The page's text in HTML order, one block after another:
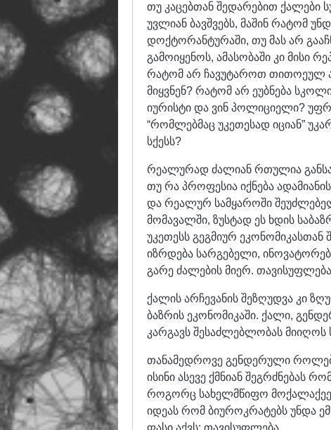
თუ კაცებთან შედარებით ქალები
უვლიან ბავშვებს, მაშინ რატომ
დოქტორანტურაში, თუ მას არ
გამოიყენოს, ამასობაში კი მისი
რატომ არ ჩავუტაროთ თითოეულ
მიყვნენ? რატომ არ ეუბნება
იურისტი და ვინ პოლიციელი?
“რომლებმაც უკეთესად იციან”
სქესს?
რეალურად ძალიან რთულია
თუ რა პროფესია იქნება
და რეალურ სამყაროში
მომავალში, ზუსტად ეს ხდის
უკეთესს გეგმიურ
იზრდება სარგებელი,
გარე ძალების მიერ.
ქალის არჩევანის შეზღუდვა კი
ბაზრის ეკონომიკაში. ქალი,
კარგავს შესაძლებლობას
თანამედროვე გენდერული
ისინი ასევე ქმნიან შეგრძნებას
როგორც სახელმწიფო
იდეას რომ ბიუროკრატებს უნდა
ფასი აქვს: თავისუფლება.